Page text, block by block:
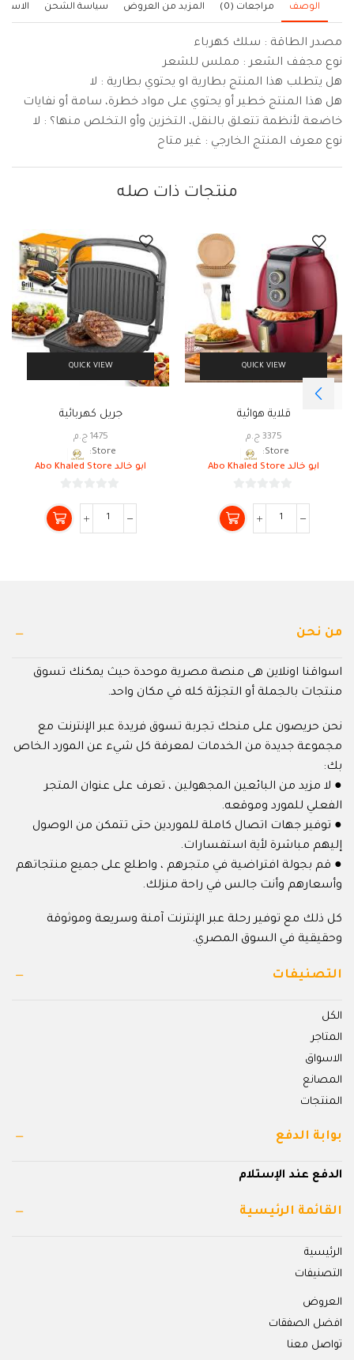
الوصف مراجعات (0) المزيد من العروض سياسة الشحن
مصدر الطاقة : سلك كهرباء
نوع مجفف الشعر : مملس للشعر
هل يتطلب هذا المنتج بطارية او يحتوي بطارية : لا
هل هذا المنتج خطير أو يحتوي على مواد خطرة، سامة أو نفايات
خاضعة لأنظمة تتعلق بالنقل، التخزين وأو التخلص منها؟ : لا
نوع معرف المنتج الخارجي : غير متاح
منتجات ذات صله
QUICK VIEW
قلاية هوائية
3375 ج.م
Store:
ابو خالد Abo Khaled Store
من
5
QUICK VIEW
جريل كهربائية
1475 ج.م
Store:
ابو خالد Abo Khaled Store
من
5
من نحن
اسواقنا اونلاين هى منصة مصرية موحدة حيث يمكنك تسوق
منتجات بالجملة أو التجزئة كله في مكان واحد.
نحن حريصون على منحك تجربة تسوق فريدة عبر الإنترنت مع
مجموعة جديدة من الخدمات لمعرفة كل شيء عن المورد الخاص
بك:
● لا مزيد من البائعين المجهولين ، تعرف على عنوان المتجر
الفعلي للمورد وموقعه.
● توفير جهات اتصال كاملة للموردين حتى تتمكن من الوصول
إليهم مباشرة لأية استفسارات.
● قم بجولة افتراضية في متجرهم ، واطلع على جميع منتجاتهم
وأسعارهم وأنت جالس في راحة منزلك.
كل ذلك مع توفير رحلة عبر الإنترنت آمنة وسريعة وموثوقة
وحقيقية في السوق المصري.
التصنيفات
الكل
المتاجر
الاسواق
المصانع
المنتجات
بوابة الدفع
الدفع عند الإستلام
القائمة الرئيسية
الرئيسية
التصنيفات
العروض
افضل الصفقات
تواصل معنا